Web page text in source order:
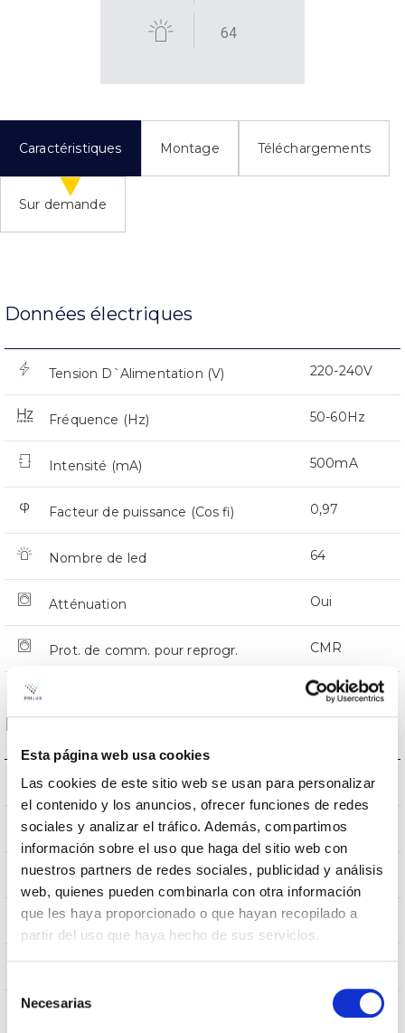
Esta página web usa cookies
Las cookies de este sitio web se usan para personalizar
el contenido y los anuncios, ofrecer funciones de redes
sociales y analizar el tráfico. Además, compartimos
información sobre el uso que haga del sitio web con
nuestros partners de redes sociales, publicidad y análisis
web, quienes pueden combinarla con otra información
que les haya proporcionado o que hayan recopilado a
partir del uso que haya hecho de sus servicios.
Necesarias
64
Caractéristiques Montage Téléchargements
Sur demande
Données électriques
Tension D`Alimentation (V) 220-240V
Fréquence (Hz) 50-60Hz
Intensité (mA) 500mA
Facteur de puissance (Cos fi) 0,97
Nombre de led 64
Atténuation Oui
Prot. de comm. pour reprogr. CMR
Dimensions et montage
L’assemblée Monture en crosse
Résistance au vent 0,252m2
Dimensions 750x336x114mm
Position de montage Monture en crosse